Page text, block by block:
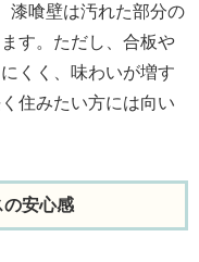
漆喰壁は汚れた部分の
す。ただし、合板や
くく、味わいが増す
住みたい方には向い
の安心感